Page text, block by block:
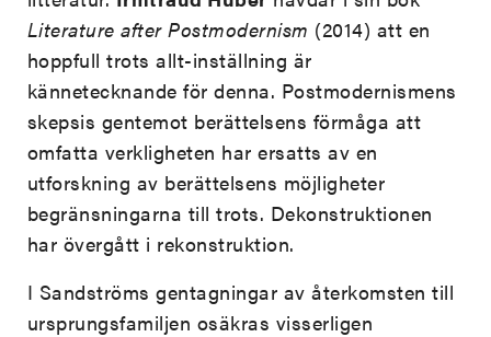
Literature after Postmodernism (2014) att en
hoppfull trots allt-inställning är
kännetecknande för denna. Postmodernismens
skepsis gentemot berättelsens förmåga att
omfatta verkligheten har ersatts av en
utforskning av berättelsens möjligheter
begränsningarna till trots. Dekonstruktionen
har övergått i rekonstruktion.
I Sandströms gentagningar av återkomsten till
ursprungsfamiljen osäkras visserligen